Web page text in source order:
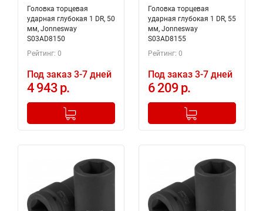
Головка торцевая
ударная глубокая 1 DR, 50
мм, Jonnesway
S03AD8150
Рейтинг: 0
Под заказ 3-7 дней
4 943 р.
+
Добавлено в корзину
Головка торцевая
ударная глубокая 1 DR, 55
мм, Jonnesway
S03AD8155
Рейтинг: 0
Под заказ 3-7 дней
6 209 р.
+
Добавлено в корзину